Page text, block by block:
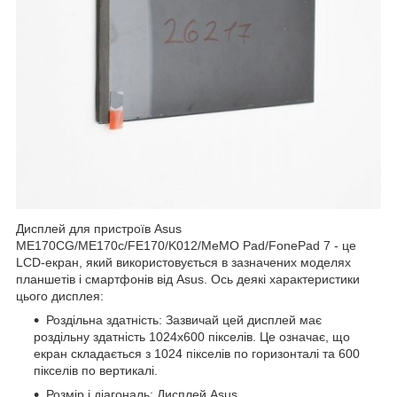
Дисплей для пристроїв Asus
ME170CG/ME170c/FE170/K012/MeMO Pad/FonePad 7 - це
LCD-екран, який використовується в зазначених моделях
планшетів і смартфонів від Asus. Ось деякі характеристики
цього дисплея:
Роздільна здатність: Зазвичай цей дисплей має
роздільну здатність 1024x600 пікселів. Це означає, що
екран складається з 1024 пікселів по горизонталі та 600
пікселів по вертикалі.